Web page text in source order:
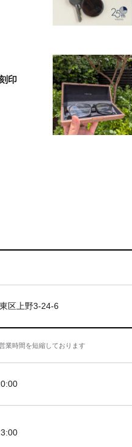
印
区上野3-24-6
業時間を短縮しております